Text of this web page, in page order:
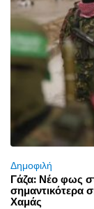
Δημοφιλή
Γάζα: Νέο φως
σημαντικότερα
Χαμάς